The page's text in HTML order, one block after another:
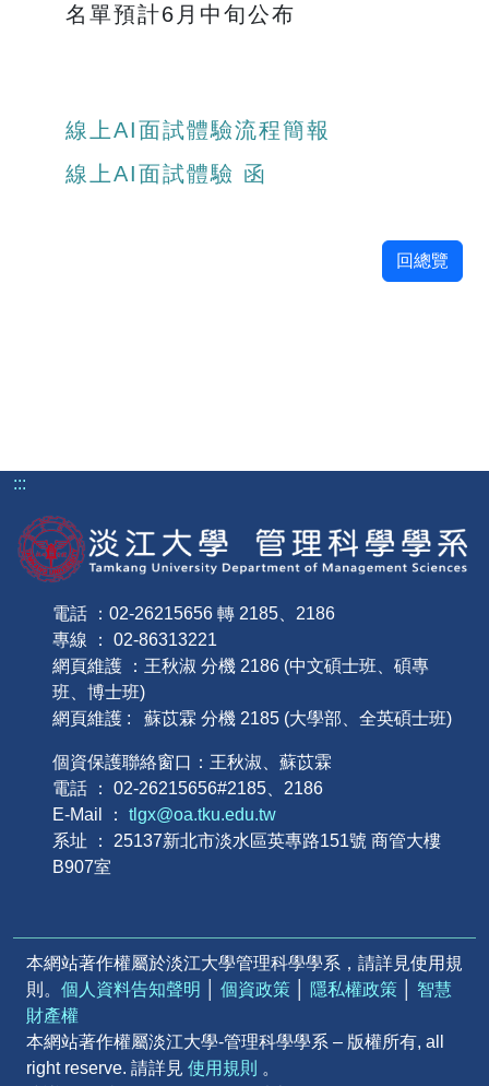
名單預計6月中旬公布
線上AI面試體驗流程簡報
線上AI面試體驗 函
回總覽
:::
電話 ：02-26215656 轉 2185、2186
專線 ： 02-86313221
網頁維護 ：王秋淑 分機 2186 (中文碩士班、碩專
班、博士班)
網頁維護 : 蘇苡霖 分機 2185 (大學部、全英碩士班)
個資保護聯絡窗口：王秋淑、蘇苡霖
電話 ： 02-26215656#2185、2186
E-Mail ： tlgx@oa.tku.edu.tw
系址 ： 25137新北市淡水區英專路151號 商管大樓
B907室
本網站著作權屬於淡江大學管理科學學系，請詳見使用規
則。 個人資料告知聲明 個資政策 隱私權政策
智慧
財產權
本網站著作權屬淡江大學-管理科學學系 – 版權所有, all
right reserve. 請詳見 使用規則 。